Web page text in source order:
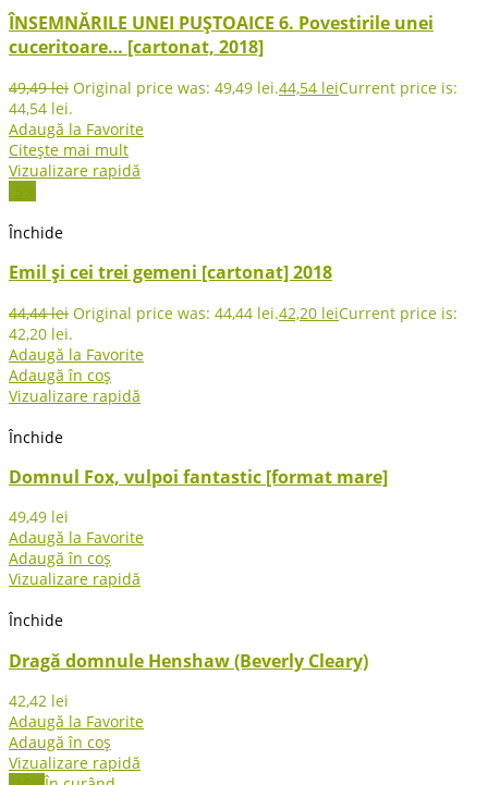
ÎNSEMNĂRILE UNEI PUȘTOAICE 6. Povestirile unei
cuceritoare… [cartonat, 2018]
49,49lei Original price was: 49,49 lei.44,54 leiCurrent price is:
44,54 lei.
Adaugă la Favorite
Citește mai mult
Vizualizare rapidă
-5%
Închide
Emil și cei trei gemeni [cartonat] 2018
44,44lei Original price was: 44,44 lei.42,20 leiCurrent price is:
42,20 lei.
Adaugă la Favorite
Adaugă în coș
Vizualizare rapidă
Închide
Domnul Fox, vulpoi fantastic [format mare]
49,49 lei
Adaugă la Favorite
Adaugă în coș
Vizualizare rapidă
Închide
Dragă domnule Henshaw (Beverly Cleary)
42,42 lei
Adaugă la Favorite
Adaugă în coș
Vizualizare rapidă